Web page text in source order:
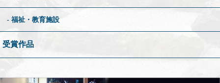
福祉・教育施設
受賞作品